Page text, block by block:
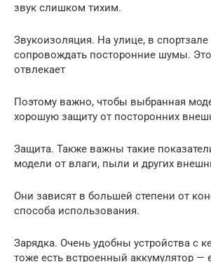
звук слишком тихим.
Звукоизоляция. На улице, в спортзале
сопровождать посторонние шумы.
отвлекает
Поэтому важно, чтобы выбранная
хорошую защиту от посторонних
Защита. Также важны такие
модели от влаги, пыли и других
Они зависят в большей степени от
способа использования.
Зарядка. Очень удобны устройства с
тоже есть встроенный аккумулятор —